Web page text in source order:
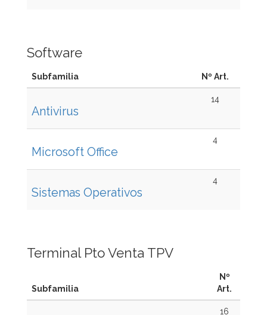
Software
Subfamilia Nº Art.
Antivirus
14
Microsoft Office
4
Sistemas Operativos
4
Terminal Pto Venta TPV
Subfamilia
Nº
Art.
16